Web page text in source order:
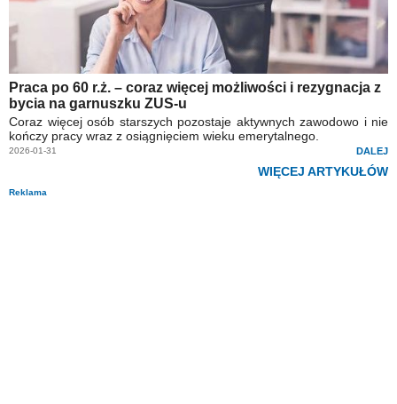
Praca po 60 r.ż. – coraz więcej możliwości i rezygnacja z
bycia na garnuszku ZUS-u
Coraz więcej osób starszych pozostaje aktywnych zawodowo i nie
kończy pracy wraz z osiągnięciem wieku emerytalnego.
2026-01-31 DALEJ
WIĘCEJ ARTYKUŁÓW
Reklama